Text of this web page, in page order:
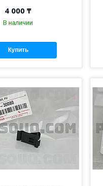
4 000 ₸
В наличии
Купить